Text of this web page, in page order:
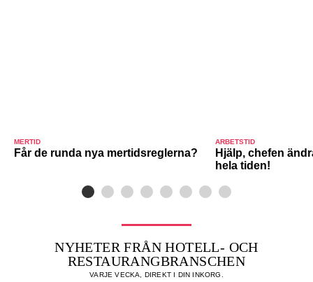
MERTID
Får de runda nya mertidsreglerna?
ARBETSTID
Hjälp, chefen
hela tiden!
NYHETER FRÅN HOTELL- OCH
RESTAURANGBRANSCHEN
VARJE VECKA, DIREKT I DIN INKORG.